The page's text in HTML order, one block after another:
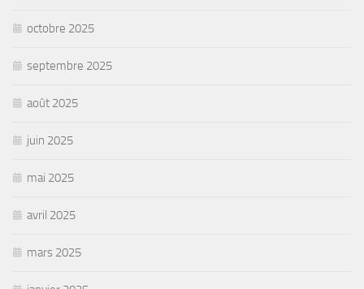
octobre 2025
septembre 2025
août 2025
juin 2025
mai 2025
avril 2025
mars 2025